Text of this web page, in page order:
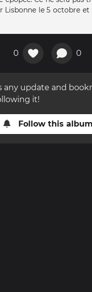
Lisbonne le 5 octobre et
0 0
any update and
it!
Follow this album